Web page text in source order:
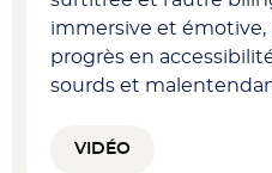
immersive et
progrès en
sourds et
VIDÉO